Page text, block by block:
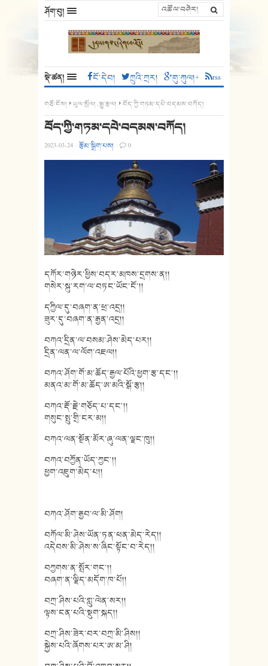
ཤོག་བུ།
སྡེ་ཚན། ངོ་དེབ། ཀྲུའི་ཀྲར། གུ་ཀུལ།+ rss
གཙོ་ངོས། ཡུལ་སྲོལ།,སྒྱུ་རྩལ། བོད་ཀྱི་གཏམ་དཔེ་བདམས་བཀོད།
བོད་ཀྱི་གཏམ་དཔེ་བདམས་བཀོད།
2023-03-24 ·རྩོམ་སྒྲིག་པས། · 0
དཀོར་གཉེར་ཕྱིས་བདར་མཁས་དྲགས་ན།།
གསེར་སྐུ་རག་ལ་བཏང་ཡོང་ངོ༌།།
དཀྱིལ་དུ་བཞག་ན་ཕྲ་འདྲ།།
ཟུར་དུ་བཞག་ན་རྒྱན་འདྲ།།
བཀའ་དྲིན་ལ་བསམ་ཤེས་མེད་པར།།
དྲིན་ལན་ལ་ལོག་འཇལ།།
བཀའ་ཤོག་གོ་མ་ཆོད་རྒྱལ་པོའི་ཕྱག་རྩ་དང༌།།
མནའ་མ་གོ་མ་ཆོད་ཨ་མའི་སྒོ་རྩ།།
བཀའ་རྡོ་རྗེ་གཅོད་པ་དང༌།།
གསུང་སྤུ་གྲི་ངར་མ།།
བཀའ་ལན་སྔོན་མོར་ཞུ་ལན་ལྗང་ཁུ།།
བཀའ་བཀྱོན་ཡོད་ཀྱང༌།།
ཕྱག་འཇུག་མེད་པ།།
བཀའ་ཤོག་རྒྱབ་ལ་མི་ཤོག།
བཀོལ་མི་ཤེས་ཡོན་ཏན་ཕན་མེད་རེད།།
འདེབས་མི་ཤེས་ས་ཞིང་སྟོང་བ་རེད།།
བཀྱགས་ན་སྤོར་གང༌།།
བཞག་ན་ལྗིད་མདོག་ཁ་པོ།།
བཀྲ་ཤིས་པའི་གླུ་ལེན་སར།།
ལྟས་ངན་པའི་སྡུག་སྐད།།
བཀྲ་ཤིས་ཟེར་བར་བཀྲ་མི་ཤིས།།
སྐྱེས་པའི་ཞོགས་པར་ཨ་མ་ཤི།